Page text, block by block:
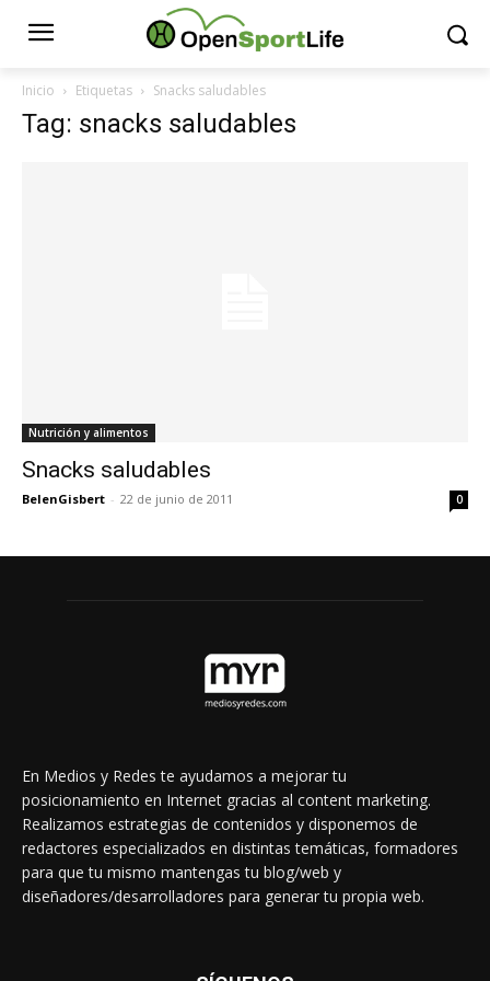
Inicio Etiquetas Snacks saludables
Tag: snacks saludables
Nutrición y alimentos
Snacks saludables
BelenGisbert - 22 de junio de 2011 0
En Medios y Redes te ayudamos a mejorar tu
posicionamiento en Internet gracias al content marketing.
Realizamos estrategias de contenidos y disponemos de
redactores especializados en distintas temáticas, formadores
para que tu mismo mantengas tu blog/web y
diseñadores/desarrolladores para generar tu propia web.